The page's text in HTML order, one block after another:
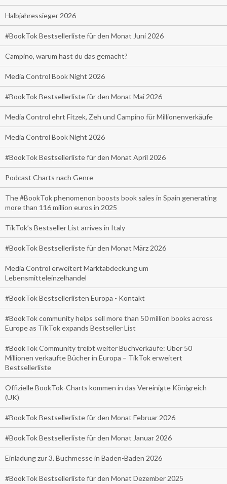
Halbjahressieger 2026
#BookTok Bestsellerliste für den Monat Juni 2026
Campino, warum hast du das gemacht?
Media Control Book Night 2026
#BookTok Bestsellerliste für den Monat Mai 2026
Media Control ehrt Fitzek, Zeh und Campino für Millionenverkäufe
Media Control Book Night 2026
#BookTok Bestsellerliste für den Monat April 2026
Podcast Charts nach Genre
The #BookTok phenomenon boosts book sales in Spain generating
more than 116 million euros in 2025
TikTok’s Bestseller List arrives in Italy
#BookTok Bestsellerliste für den Monat März 2026
Media Control erweitert Marktabdeckung um
Lebensmitteleinzelhandel
#BookTok Bestsellerlisten Europa - Kontakt
#BookTok community helps sell more than 50 million books across
Europe as TikTok expands Bestseller List
#BookTok Community treibt weiter Buchverkäufe: Über 50
Millionen verkaufte Bücher in Europa – TikTok erweitert
Bestsellerliste
Offizielle BookTok-Charts kommen in das Vereinigte Königreich
(UK)
#BookTok Bestsellerliste für den Monat Februar 2026
#BookTok Bestsellerliste für den Monat Januar 2026
Einladung zur 3. Buchmesse in Baden-Baden 2026
#BookTok Bestsellerliste für den Monat Dezember 2025